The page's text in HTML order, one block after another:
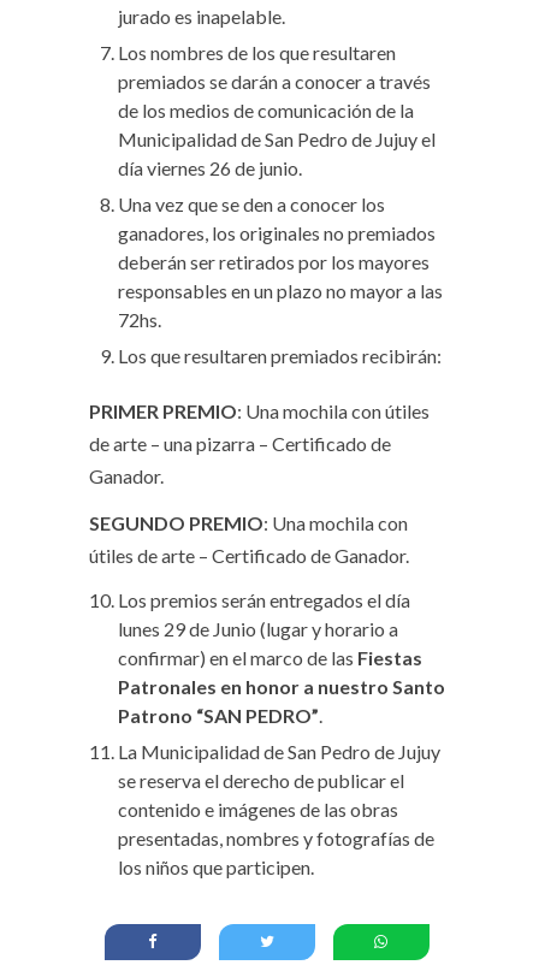
jurado es inapelable.
Los nombres de los que resultaren
premiados se darán a conocer a través
de los medios de comunicación de la
Municipalidad de San Pedro de Jujuy el
día viernes 26 de junio.
Una vez que se den a conocer los
ganadores, los originales no premiados
deberán ser retirados por los mayores
responsables en un plazo no mayor a las
72hs.
Los que resultaren premiados recibirán:
PRIMER PREMIO: Una mochila con útiles
de arte – una pizarra – Certificado de
Ganador.
SEGUNDO PREMIO: Una mochila con
útiles de arte – Certificado de Ganador.
Los premios serán entregados el día
lunes 29 de Junio (lugar y horario a
confirmar) en el marco de las Fiestas
Patronales en honor a nuestro Santo
Patrono “SAN PEDRO”
La Municipalidad de San Pedro de Jujuy
se reserva el derecho de publicar el
contenido e imágenes de las obras
presentadas, nombres y fotografías de
los niños que participen.